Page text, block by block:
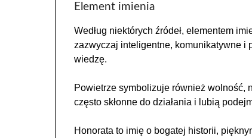
Element imienia
Według niektórych źródeł, elementem
zazwyczaj inteligentne, komunikatywne i
wiedzę.
Powietrze symbolizuje również wolność,
często skłonne do działania i lubią
Honorata to imię o bogatej historii,